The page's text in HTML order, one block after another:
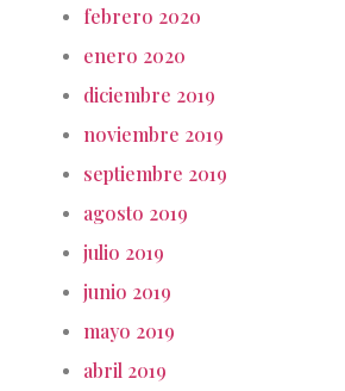
febrero 2020
enero 2020
diciembre 2019
noviembre 2019
septiembre 2019
agosto 2019
julio 2019
junio 2019
mayo 2019
abril 2019